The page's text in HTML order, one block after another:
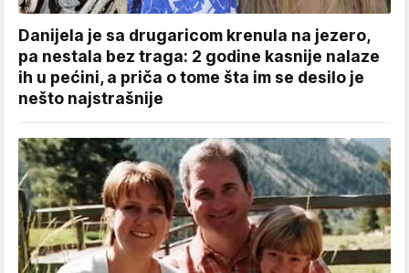
Danijela je sa drugaricom krenula na jezero,
pa nestala bez traga: 2 godine kasnije nalaze
ih u pećini, a priča o tome šta im se desilo je
nešto najstrašnije